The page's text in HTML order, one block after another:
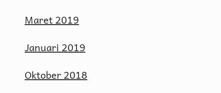
Maret 2019
Januari 2019
Oktober 2018